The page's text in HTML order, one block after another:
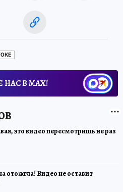
НАС В МАХ!
это видео пересмотришь не раз
отожгла! Видео не оставит